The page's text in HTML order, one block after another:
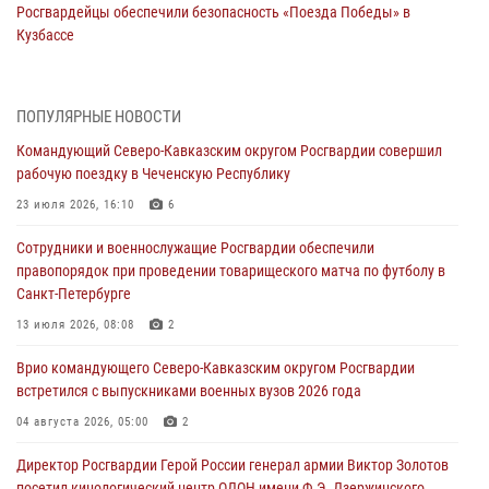
Росгвардейцы обеспечили безопасность «Поезда Победы» в
Кузбассе
Военнослужащие Софринской бригады Росгвардии встретились с
дорогой к Победе в СВО» (видео)
08 августа 2026, 07:00
настольному теннису ко Дню физкультурника
08 августа 2026, 07:00
ОМОН «Ойрат» Управления Росгвардии по Республике Калмыкия
08 августа 2026, 07:00
В Москве росгвардейцы оказали помощь медикам и девушке с
08 августа 2026, 06:32 1
ПОПУЛЯРНЫЕ НОВОСТИ
Командующий Северо-Кавказским округом Росгвардии совершил
рабочую поездку в Чеченскую Республику
23 июля 2026, 16:10 6
Сотрудники и военнослужащие Росгвардии обеспечили
правопорядок при проведении товарищеского матча по футболу в
Санкт-Петербурге
13 июля 2026, 08:08 2
Врио командующего Северо-Кавказским округом Росгвардии
встретился с выпускниками военных вузов 2026 года
04 августа 2026, 05:00 2
Директор Росгвардии Герой России генерал армии Виктор Золотов